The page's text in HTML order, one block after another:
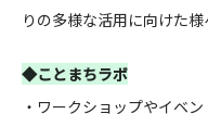
りの多様な活用に向けた
◆ことまちラボ
・ワークショップやイベ